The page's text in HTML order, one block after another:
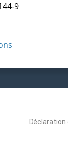
9
Déclaration